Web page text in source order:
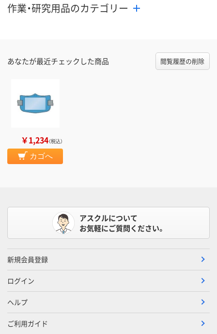
作業・研究用品のカテゴリー
あなたが最近チェックした商品 閲覧履歴の削除
￥1,234（税込）
カゴへ
アスクルについて
お気軽にご質問ください。
新規会員登録
ログイン
ヘルプ
ご利用ガイド